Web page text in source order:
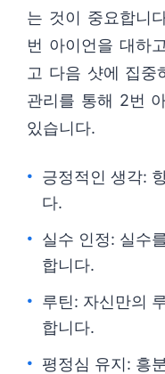
는 것이 중요합니
번 아이언을 대하
고 다음 샷에 집중
관리를 통해 2번
있습니다.
긍정적인 생각:
다.
실수 인정: 실수
합니다.
루틴: 자신만의
합니다.
평정심 유지: 흥